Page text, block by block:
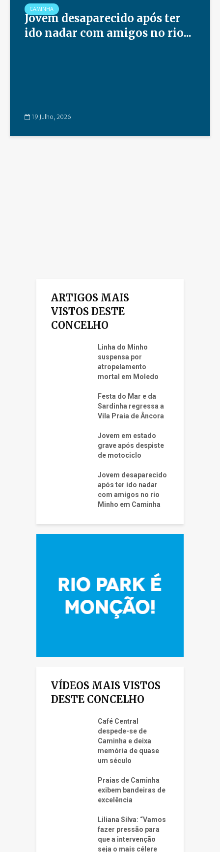
CAMINHA
Jovem desaparecido após ter
ido nadar com amigos no rio...
19 Julho, 2026
ARTIGOS MAIS
VISTOS DESTE
CONCELHO
Linha do Minho
suspensa por
atropelamento
mortal em Moledo
Festa do Mar e da
Sardinha regressa a
Vila Praia de Âncora
Jovem em estado
grave após despiste
de motociclo
Jovem desaparecido
após ter ido nadar
com amigos no rio
Minho em Caminha
VÍDEOS MAIS VISTOS
DESTE CONCELHO
Café Central
despede-se de
Caminha e deixa
memória de quase
um século
Praias de Caminha
exibem bandeiras de
excelência
Liliana Silva: “Vamos
fazer pressão para
que a intervenção
seja o mais célere